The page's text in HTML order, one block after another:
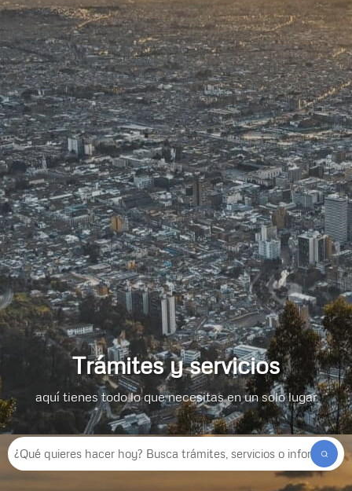
Trámites y servicios
aquí tienes todo lo que necesitas en un solo lugar